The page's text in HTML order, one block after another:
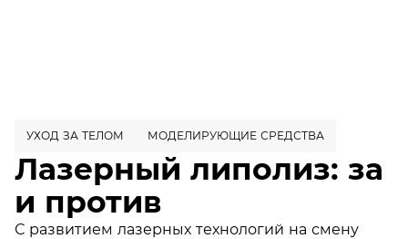
УХОД ЗА ТЕЛОМ МОДЕЛИРУЮЩИЕ СРЕДСТВА
Лазерный липолиз: за
и против
С развитием лазерных технологий на смену